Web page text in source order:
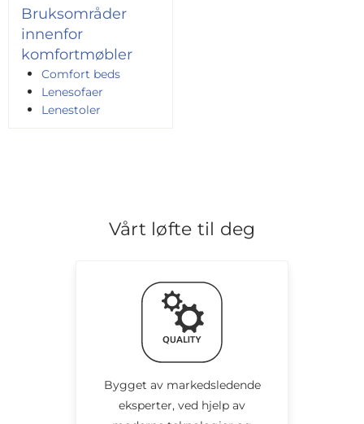
Bruksområder
innenfor
komfortmøbler
Comfort beds
Lenesofaer
Lenestoler
Vårt løfte til deg
Bygget av markedsledende
eksperter, ved hjelp av